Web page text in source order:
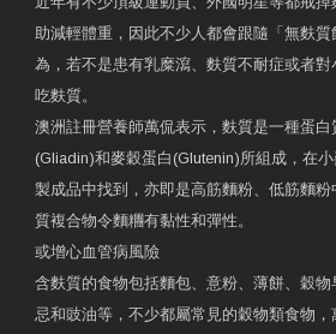
助減輕體重，因此不少人都會跟隨「無麩
為，若不是患有乳糜瀉、麩質不耐症或者
吃麩質。
澳洲註冊營養師萬侃表示，麩質是一種蛋白
(Gliadin)和麥穀蛋白(Glutenin)所組成，在
製成品中找到，亦即是高筋麵粉、低筋麵
質複合物令麵糰有黏性和彈性。
或增心血管病風險
含麩質的食物包括麵包、意粉、薄餅、穀
忌和豉油等，不少都屬常見的穀物類食物